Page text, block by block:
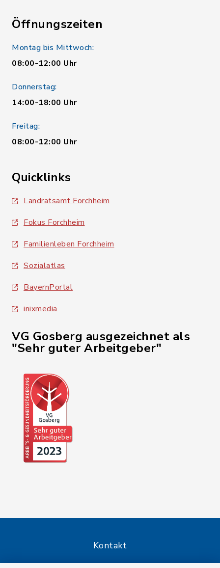
Öffnungszeiten
Montag bis Mittwoch:
08:00-12:00 Uhr
Donnerstag:
14:00-18:00 Uhr
Freitag:
08:00-12:00 Uhr
Quicklinks
Landratsamt Forchheim
Fokus Forchheim
Familienleben Forchheim
Sozialatlas
BayernPortal
inixmedia
VG Gosberg ausgezeichnet als
"Sehr guter Arbeitgeber"
Kontakt